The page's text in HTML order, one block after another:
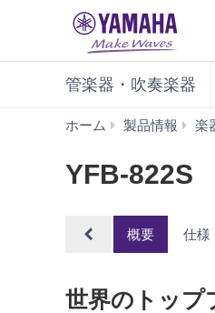
管楽器・吹奏楽器
ホーム 製品情報 楽
YFB-822S
概要 仕様
世界のトップ